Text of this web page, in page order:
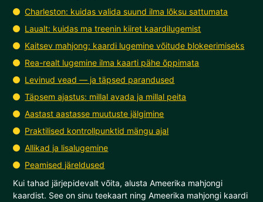
Charleston: kuidas valida suund ilma lõksu sattumata
Laualt: kuidas ma treenin kiiret kaardilugemist
Kaitsev mahjong: kaardi lugemine võitude blokeerimiseks
Rea-realt lugemine ilma kaarti pähe õppimata
Levinud vead — ja täpsed parandused
Täpsem ajastus: millal avada ja millal peita
Aastast aastasse muutuste jälgimine
Praktilised kontrollpunktid mängu ajal
Allikad ja lisalugemine
Peamised järeldused
Kui tahad järjepidevalt võita, alusta Ameerika mahjongi
kaardist. See on sinu teekaart ning Ameerika mahjongi kaardi